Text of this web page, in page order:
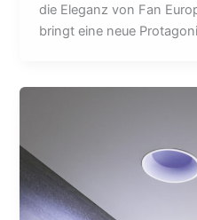
die Eleganz von Fan
bringt eine neue